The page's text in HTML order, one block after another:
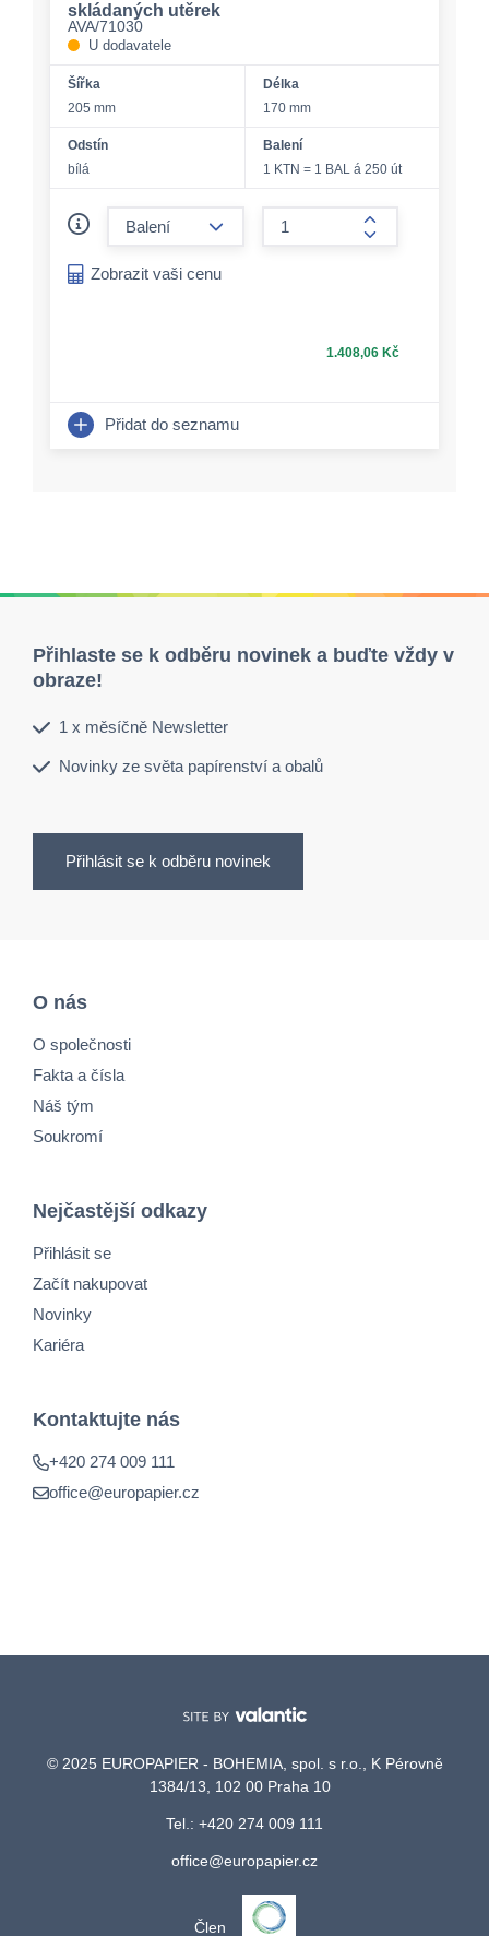
skládaných utěrek
AVA/71030
U dodavatele
Šířka
205 mm
Délka
170 mm
Odstín
bílá
Balení
1 KTN = 1 BAL á 250 út
form.increase-
Zobrazit vaši cenu
1.408,06 Kč
Přidat do seznamu
Přihlaste se k odběru novinek a buďte vždy v
obraze!
1 x měsíčně Newsletter
Novinky ze světa papírenství a obalů
Přihlásit se k odběru novinek
O nás
O společnosti
Fakta a čísla
Náš tým
Soukromí
Nejčastější odkazy
Přihlásit se
Začít nakupovat
Novinky
Kariéra
Kontaktujte nás
+420 274 009 111
office@europapier.cz
© 2025 EUROPAPIER - BOHEMIA, spol. s r.o., K Pérovně
1384/13, 102 00 Praha 10
Tel.: +420 274 009 111
office@europapier.cz
Člen